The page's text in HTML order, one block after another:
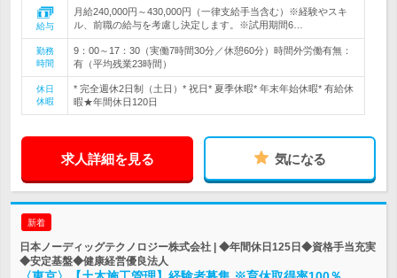
給与
月給240,000円～430,000円（一律支給手当含む）※経験やスキ
ル、前職の給与を考慮し決定します。※試用期間6…
勤務
時間
9：00～17：30（実働7時間30分／休憩60分）時間外労働有無：
有（平均残業23時間）
休日
休暇
* 完全週休2日制（土日）* 祝日* 夏季休暇* 年末年始休暇* 有給休
暇★年間休日120日
求人詳細を見る 気になる
新着
日本ノーディッグテクノロジー株式会社 | ◆年間休日125日◆資格手当充実
◆安定基盤◆健康経営優良法人